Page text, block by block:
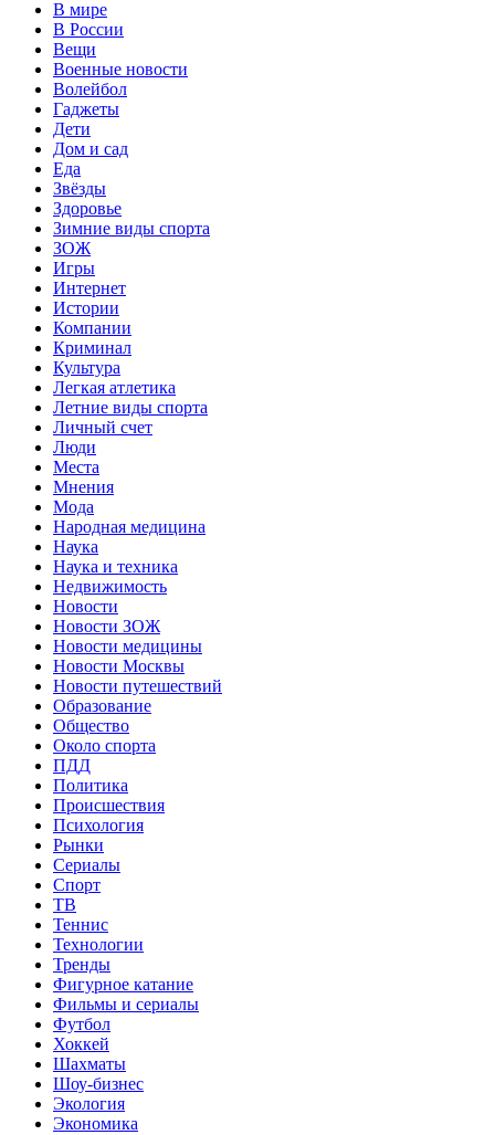
В мире
В России
Вещи
Военные новости
Волейбол
Гаджеты
Дети
Дом и сад
Еда
Звёзды
Здоровье
Зимние виды спорта
ЗОЖ
Игры
Интернет
Истории
Компании
Криминал
Культура
Легкая атлетика
Летние виды спорта
Личный счет
Люди
Места
Мнения
Мода
Народная медицина
Наука
Наука и техника
Недвижимость
Новости
Новости ЗОЖ
Новости медицины
Новости Москвы
Новости путешествий
Образование
Общество
Около спорта
ПДД
Политика
Происшествия
Психология
Рынки
Сериалы
Спорт
ТВ
Теннис
Технологии
Тренды
Фигурное катание
Фильмы и сериалы
Футбол
Хоккей
Шахматы
Шоу-бизнес
Экология
Экономика